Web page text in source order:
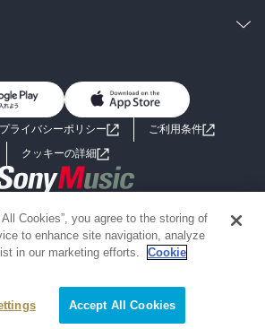
絞り込み条件を変える
男子向けラノベ
小説
海外小説
SF
グラビア写真集
お問い合わせ
プライバシーポリシー
ご利用条件
クッキーの詳細
Sony Music Entertainment(Japan) Inc.
is for the Japan domestic market only
by
Cookies”, you agree to the storing of
to enhance site navigation, analyze
in our marketing efforts.
Cookie
Accept All Cookies